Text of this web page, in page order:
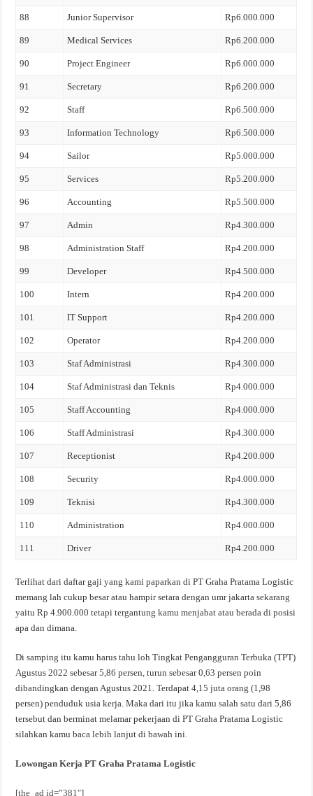
88 Junior Supervisor Rp6.000.000
89 Medical Services Rp6.200.000
90 Project Engineer Rp6.000.000
91 Secretary Rp6.200.000
92 Staff Rp6.500.000
93 Information Technology Rp6.500.000
94 Sailor Rp5.000.000
95 Services Rp5.200.000
96 Accounting Rp5.500.000
97 Admin Rp4.300.000
98 Administration Staff Rp4.200.000
99 Developer Rp4.500.000
100 Intern Rp4.200.000
101 IT Support Rp4.200.000
102 Operator Rp4.200.000
103 Staf Administrasi Rp4.300.000
104 Staf Administrasi dan Teknis Rp4.000.000
105 Staff Accounting Rp4.000.000
106 Staff Administrasi Rp4.300.000
107 Receptionist Rp4.200.000
108 Security Rp4.000.000
109 Teknisi Rp4.300.000
110 Administration Rp4.000.000
111 Driver Rp4.200.000
Terlihat dari daftar gaji yang kami paparkan di PT Graha Pratama Logistic
memang lah cukup besar atau hampir setara dengan umr jakarta sekarang
yaitu Rp 4.900.000 tetapi tergantung kamu menjabat atau berada di posisi
apa dan dimana.
Di samping itu kamu harus tahu loh Tingkat Pengangguran Terbuka (TPT)
Agustus 2022 sebesar 5,86 persen, turun sebesar 0,63 persen poin
dibandingkan dengan Agustus 2021. Terdapat 4,15 juta orang (1,98
persen) penduduk usia kerja. Maka dari itu jika kamu salah satu dari 5,86
tersebut dan berminat melamar pekerjaan di PT Graha Pratama Logistic
silahkan kamu baca lebih lanjut di bawah ini.
Lowongan Kerja PT Graha Pratama Logistic
[the_ad id=”381″]